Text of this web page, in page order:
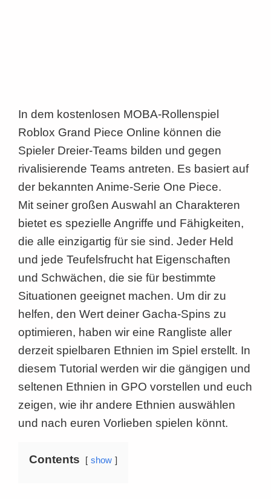
In dem kostenlosen MOBA-Rollenspiel
Roblox Grand Piece Online können die
Spieler Dreier-Teams bilden und gegen
rivalisierende Teams antreten. Es basiert auf
der bekannten Anime-Serie One Piece.
Mit seiner großen Auswahl an Charakteren
bietet es spezielle Angriffe und Fähigkeiten,
die alle einzigartig für sie sind. Jeder Held
und jede Teufelsfrucht hat Eigenschaften
und Schwächen, die sie für bestimmte
Situationen geeignet machen. Um dir zu
helfen, den Wert deiner Gacha-Spins zu
optimieren, haben wir eine Rangliste aller
derzeit spielbaren Ethnien im Spiel erstellt. In
diesem Tutorial werden wir die gängigen und
seltenen Ethnien in GPO vorstellen und euch
zeigen, wie ihr andere Ethnien auswählen
und nach euren Vorlieben spielen könnt.
Contents show